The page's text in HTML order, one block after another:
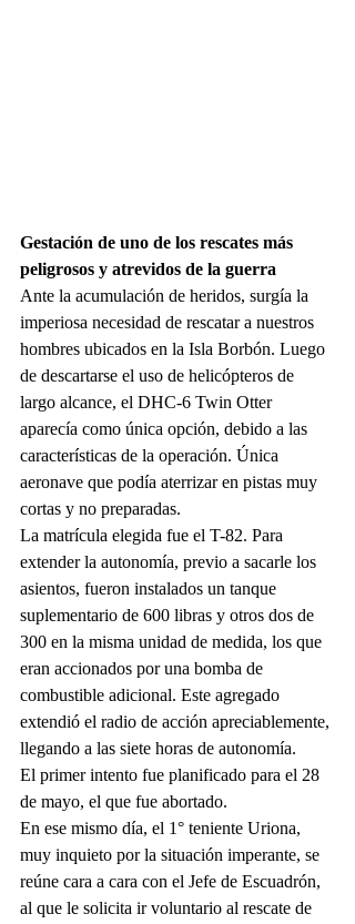
Gestación de uno de los rescates más
peligrosos y atrevidos de la guerra
Ante la acumulación de heridos, surgía la
imperiosa necesidad de rescatar a nuestros
hombres ubicados en la Isla Borbón. Luego
de descartarse el uso de helicópteros de
largo alcance, el DHC-6 Twin Otter
aparecía como única opción, debido a las
características de la operación. Única
aeronave que podía aterrizar en pistas muy
cortas y no preparadas.
La matrícula elegida fue el T-82. Para
extender la autonomía, previo a sacarle los
asientos, fueron instalados un tanque
suplementario de 600 libras y otros dos de
300 en la misma unidad de medida, los que
eran accionados por una bomba de
combustible adicional. Este agregado
extendió el radio de acción apreciablemente,
llegando a las siete horas de autonomía.
El primer intento fue planificado para el 28
de mayo, el que fue abortado.
En ese mismo día, el 1° teniente Uriona,
muy inquieto por la situación imperante, se
reúne cara a cara con el Jefe de Escuadrón,
al que le solicita ir voluntario al rescate de